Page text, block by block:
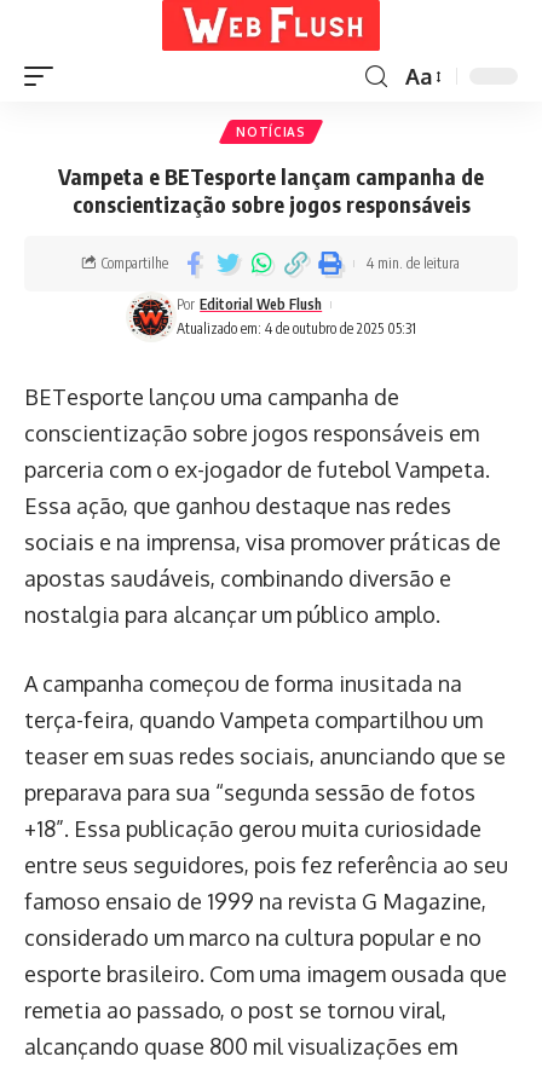
Aa
NOTÍCIAS
Vampeta e BETesporte lançam campanha de
conscientização sobre jogos responsáveis
Atualizado em: 4 de outubro de 2025 05:31
Por Editorial Web Flush
Compartilhe 4 min. de leitura
BETesporte lançou uma campanha de
conscientização sobre jogos responsáveis em
parceria com o ex-jogador de futebol Vampeta.
Essa ação, que ganhou destaque nas redes
sociais e na imprensa, visa promover práticas de
apostas saudáveis, combinando diversão e
nostalgia para alcançar um público amplo.
A campanha começou de forma inusitada na
terça-feira, quando Vampeta compartilhou um
teaser em suas redes sociais, anunciando que se
preparava para sua “segunda sessão de fotos
+18”. Essa publicação gerou muita curiosidade
entre seus seguidores, pois fez referência ao seu
famoso ensaio de 1999 na revista G Magazine,
considerado um marco na cultura popular e no
esporte brasileiro. Com uma imagem ousada que
remetia ao passado, o post se tornou viral,
alcançando quase 800 mil visualizações em